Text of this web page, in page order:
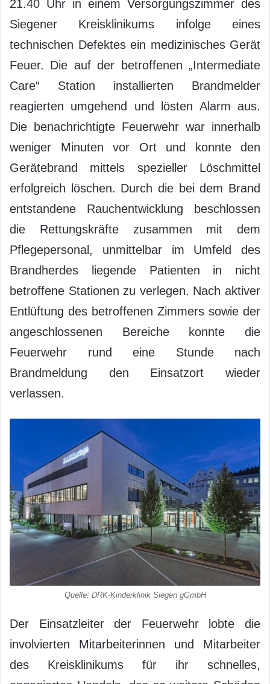
21.40 Uhr in einem Versorgungszimmer des
Siegener Kreisklinikums infolge eines
technischen Defektes ein medizinisches Gerät
Feuer. Die auf der betroffenen „Intermediate
Care“ Station installierten Brandmelder
reagierten umgehend und lösten Alarm aus.
Die benachrichtigte Feuerwehr war innerhalb
weniger Minuten vor Ort und konnte den
Gerätebrand mittels spezieller Löschmittel
erfolgreich löschen. Durch die bei dem Brand
entstandene Rauchentwicklung beschlossen
die Rettungskräfte zusammen mit dem
Pflegepersonal, unmittelbar im Umfeld des
Brandherdes liegende Patienten in nicht
betroffene Stationen zu verlegen. Nach aktiver
Entlüftung des betroffenen Zimmers sowie der
angeschlossenen Bereiche konnte die
Feuerwehr rund eine Stunde nach
Brandmeldung den Einsatzort wieder
verlassen.
Quelle: DRK-Kinderklinik Siegen gGmbH
Der Einsatzleiter der Feuerwehr lobte die
involvierten Mitarbeiterinnen und Mitarbeiter
des Kreisklinikums für ihr schnelles,